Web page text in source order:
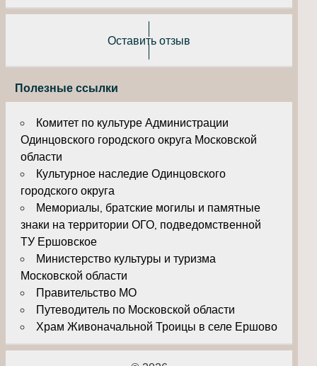
Оставить отзыв
Полезные ссылки
Комитет по культуре Администрации
Одинцовского городского округа Московской
области
Культурное наследие Одинцовского
городского округа
Мемориалы, братские могилы и памятные
знаки на территории ОГО, подведомственной
ТУ Ершовское
Министерство культуры и туризма
Московской области
Правительство МО
Путеводитель по Московской области
Храм Живоначальной Троицы в селе Ершово